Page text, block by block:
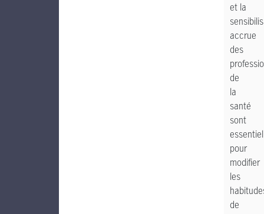
et la
accrue
des
de
la
santé
sont
pour
modifier
les
de